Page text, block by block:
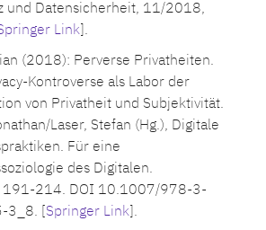
und Datensicherheit, 11/2018,
Link].
(2018): Perverse Privatheiten.
Kontroverse als Labor der
von Privatheit und Subjektivität.
Laser, Stefan (Hg.), Digitale
Für eine
des Digitalen.
191-214. DOI 10.1007/978-3-
3_8. [Springer Link].